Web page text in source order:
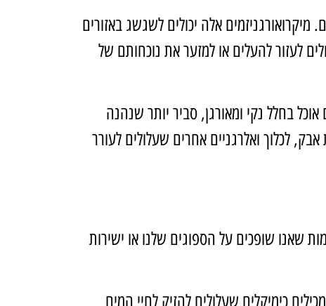
אלה יכולים לשגשג באזורים
לעזור להעלים או למזער את נוכחותם של
בחלל נקי ומאורגן, סביר יותר שנהנה
לכלוך ואלרגניים אחרים שעלולים לעורר
שופכים על הספוגים שלנו או ישירות
כימיקלים שעלולים להזיק לחיי המים